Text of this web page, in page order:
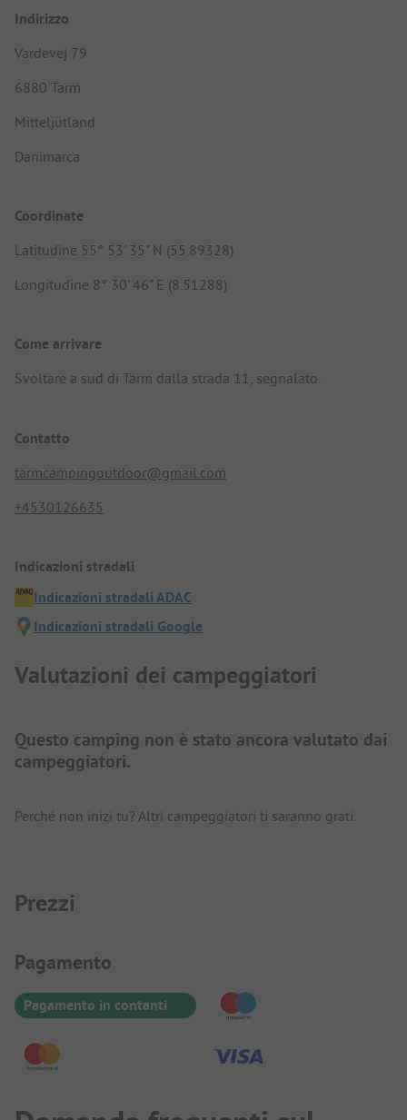
Indirizzo
Vardevej 79
6880 Tarm
Mitteljütland
Danimarca
Coordinate
Latitudine 55° 53' 35" N (55.89328)
Longitudine 8° 30' 46" E (8.51288)
Come arrivare
Svoltare a sud di Tarm dalla strada 11, segnalato.
Contatto
tarmcampingoutdoor@gmail.com
+4530126635
Indicazioni stradali
Indicazioni stradali ADAC
Indicazioni stradali Google
Valutazioni dei campeggiatori
Questo camping non è stato ancora valutato dai
campeggiatori.
Perché non inizi tu? Altri campeggiatori ti saranno grati.
Prezzi
Informazioni sul pagamento
Pagamento
Pagamento in contanti